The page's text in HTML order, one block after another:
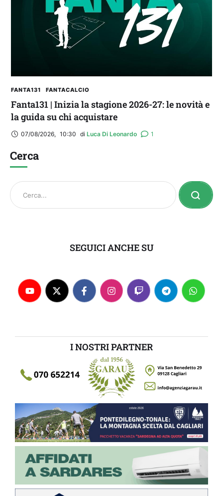
FANTA131 FANTACALCIO
Fanta131 | Inizia la stagione 2026-27: le novità e
la guida su chi acquistare
07/08/2026, 10:30 di Luca Di Leonardo 1
Cerca
SEGUICI ANCHE SU
I NOSTRI PARTNER